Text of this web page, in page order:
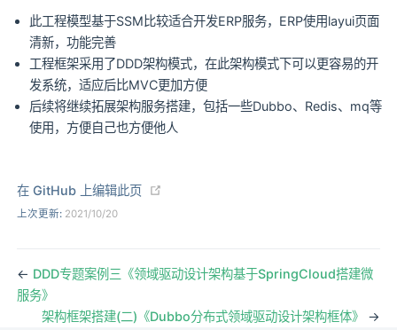
此工程模型基于SSM比较适合开发ERP服务，ERP使用layui页面
清新，功能完善
工程框架采用了DDD架构模式，在此架构模式下可以更容易的开
发系统，适应后比MVC更加方便
后续将继续拓展架构服务搭建，包括一些Dubbo、Redis、mq等
使用，方便自己也方便他人
在 GitHub 上编辑此页
上次更新: 2021/10/20
← DDD专题案例三《领域驱动设计架构基于SpringCloud搭建微
服务》
架构框架搭建(二)《Dubbo分布式领域驱动设计架构框体》 →